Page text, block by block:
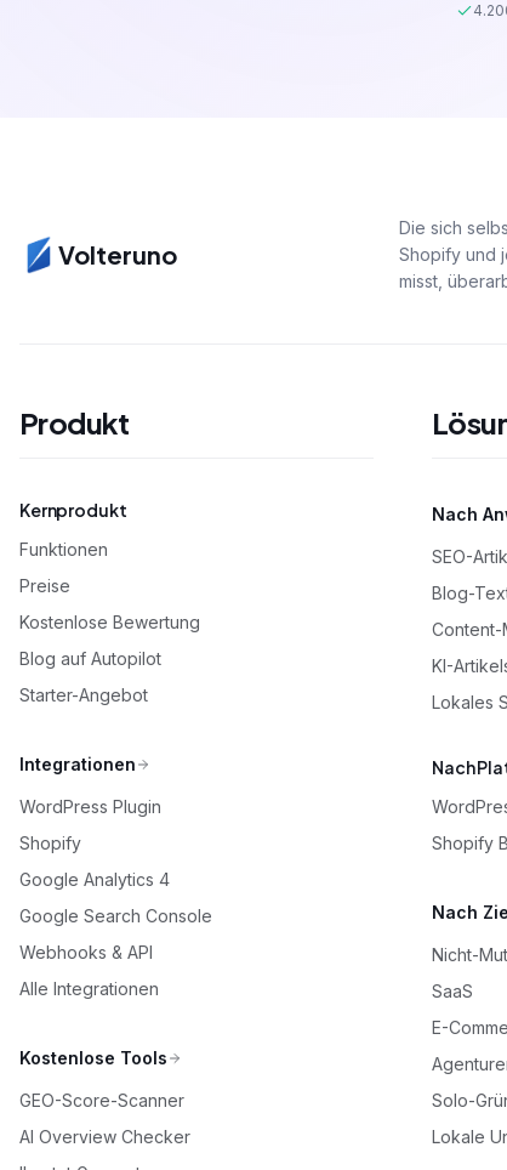
Volteruno
Die sich
Shopify und
misst,
Produkt
Kernprodukt
Funktionen
Preise
Kostenlose Bewertung
Blog auf Autopilot
Starter-Angebot
Integrationen
WordPress Plugin
Shopify
Google Analytics 4
Google Search Console
Webhooks & API
Alle Integrationen
Kostenlose Tools
GEO-Score-Scanner
AI Overview Checker
Nach
SEO-
Blog-
Content-
KI-
Lokales
Nach
Shopify
Nach
Nicht-
SaaS
E-
Solo-
Lokale